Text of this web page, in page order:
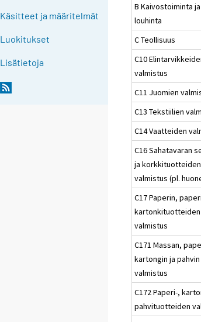
Käsitteet ja määritelmät
Luokitukset
Lisätietoja
B Kaivostoiminta ja
louhinta
C Teollisuus
C10
valmistus
C11 Juomien
C13 Tekstiilien
C14 Vaatteiden
C16 Sahatavaran
ja korkkituotteiden
valmistus (pl.
C17 Paperin,
kartonkituotteiden
valmistus
C171 Massan,
kartongin ja pahvin
valmistus
C172 Paperi-,
pahvituotteiden